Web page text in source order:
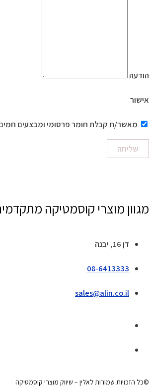
הודעה
אישור
מאשר/ת קבלת חומר פרסומי ומבצעים
שליחה
מגוון מוצרי קוסמטיקה
דן 16, יבנה
08-6413333
sales@alin.co.il
©כל הזכויות שמורות לאלין – שיווק מוצרי קוסמטיקה